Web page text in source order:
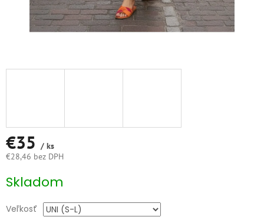
€35 / ks
€28,46 bez DPH
cena:
Skladom
Veľkosť